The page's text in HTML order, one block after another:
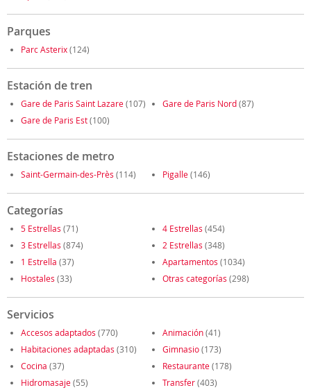
Parques
Parc Asterix(124)
Estación de tren
Gare de Paris Saint Lazare(107) Gare de Paris Nord(87)
Gare de Paris Est(100)
Estaciones de metro
Saint-Germain-des-Près (114) Pigalle(146)
Categorías
5 Estrellas (71) 4 Estrellas (454)
3 Estrellas (874) 2 Estrellas (348)
1 Estrella (37) Apartamentos (1034)
Hostales (33) Otras categorías (298)
Servicios
Accesos adaptados (770) Animación(41)
Habitaciones adaptadas (310) Gimnasio(173)
Cocina (37) Restaurante(178)
Hidromasaje(55) Transfer(403)